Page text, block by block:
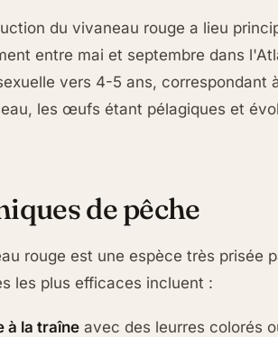
du vivaneau rouge a lieu
entre mai et septembre dans
vers 4-5 ans,
les œufs étant pélagiques et
de pêche
rouge est une espèce très prisée
les plus efficaces incluent :
à la traîne avec des leurres colorés